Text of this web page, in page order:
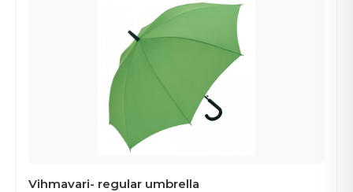
Vihmavari- regular umbrella